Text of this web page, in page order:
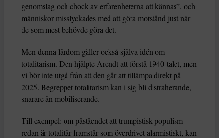
genomslag och chock av erfarenheterna att kännas”, och
människor misslyckades med att göra motstånd just när
de som mest behövde göra det.
Men denna lärdom gäller också själva idén om
totalitarism. Den hjälpte Arendt att förstå 1940-talet, men
vi bör inte utgå från att den går att tillämpa direkt på
2025. Begreppet totalitarism kan i sig bli distraherande,
snarare än mobiliserande.
Till exempel: om påståendet att trumpistisk populism
redan är totalitär framstår som överdrivet alarmistiskt, kan